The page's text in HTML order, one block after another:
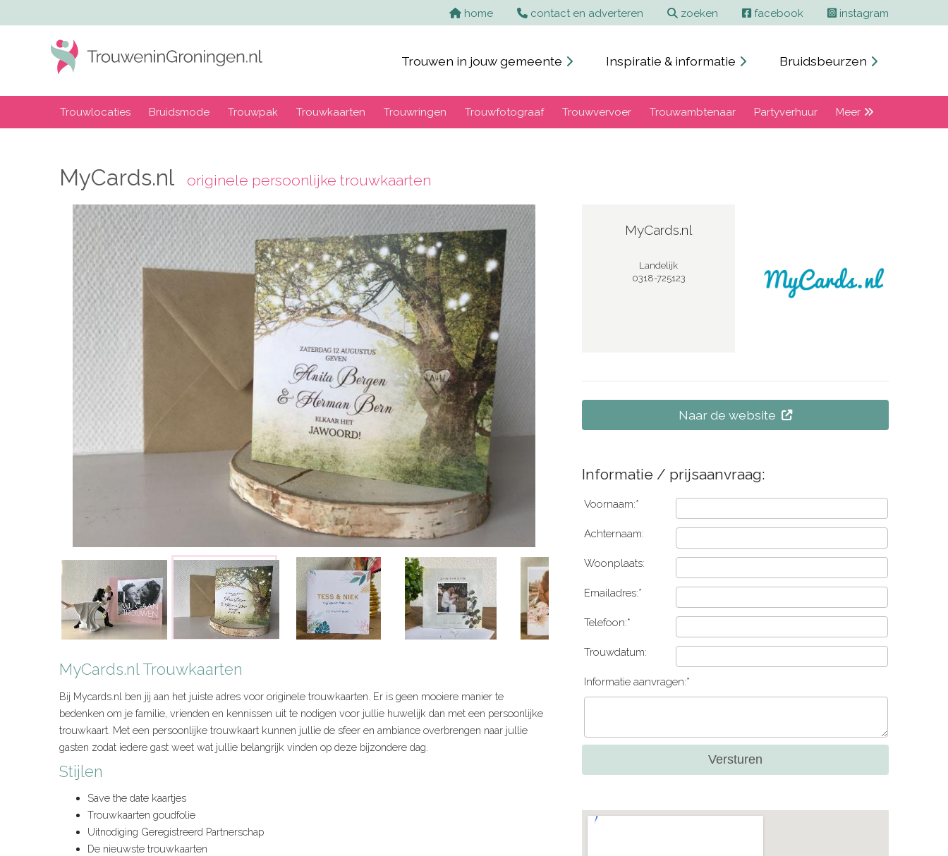
home contact en adverteren zoeken facebook instagram
Trouwen in jouw gemeente Inspiratie & informatie Bruidsbeurzen
Trouwlocaties Bruidsmode Trouwpak Trouwkaarten Trouwringen Trouwfotograaf Trouwvervoer Trouwambtenaar Partyverhuur Meer
MyCards.nl originele persoonlijke trouwkaarten
MyCards.nl Trouwkaarten
Bij Mycards.nl ben jij aan het juiste adres voor originele trouwkaarten. Er is geen mooiere manier te
bedenken om je familie, vrienden en kennissen uit te nodigen voor jullie huwelijk dan met een persoonlijke
trouwkaart. Met een persoonlijke trouwkaart kunnen jullie de sfeer en ambiance overbrengen naar jullie
gasten zodat iedere gast weet wat jullie belangrijk vinden op deze bijzondere dag.
Stijlen
Save the date kaartjes
Trouwkaarten goudfolie
Uitnodiging Geregistreerd Partnerschap
De nieuwste trouwkaarten
MyCards.nl
Landelijk
0318-725123
Naar de website
Informatie / prijsaanvraag:
Voornaam:*
Achternaam:
Woonplaats:
Emailadres:*
Telefoon:*
Trouwdatum:
Informatie aanvragen:*